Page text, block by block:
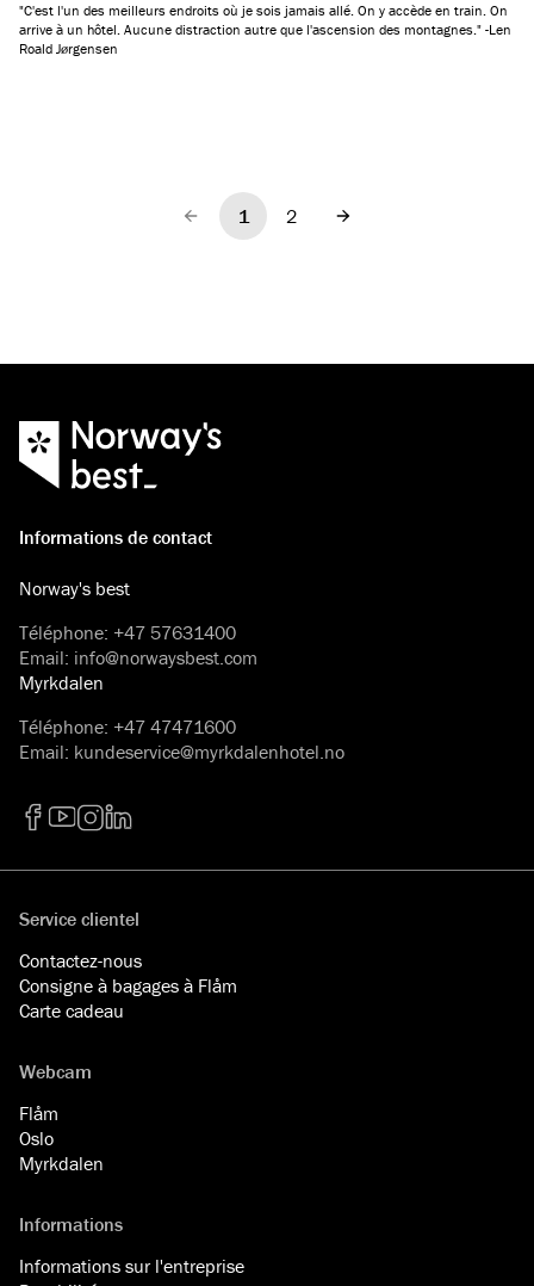
"C'est l'un des meilleurs endroits où je sois jamais allé. On y accède en train. On
arrive à un hôtel. Aucune distraction autre que l'ascension des montagnes." -Len
Roald Jørgensen
Précédent
1 2 Suivant
Informations de contact
Norway's best
Téléphone: +47 57631400
Email: info@norwaysbest.com
Myrkdalen
Téléphone: +47 47471600
Email: kundeservice@myrkdalenhotel.no
Service clientel
Contactez-nous
Consigne à bagages à Flåm
Carte cadeau
Webcam
Flåm
Oslo
Myrkdalen
Informations
Informations sur l'entreprise